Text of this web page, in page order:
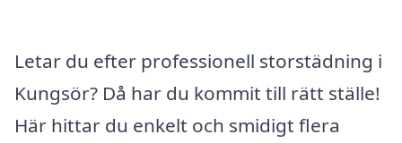
Letar du efter professionell storstädning i
Kungsör? Då har du kommit till rätt ställe!
Här hittar du enkelt och smidigt flera